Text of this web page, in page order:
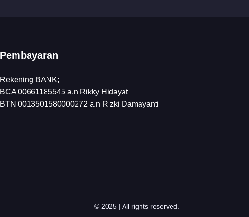
Pembayaran
Rekening BANK;
BCA 00661185545 a.n Rikky Hidayat
BTN 0013501580000272 a.n Rizki Damayanti
© 2025 | All rights reserved.